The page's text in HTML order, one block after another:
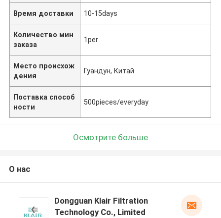
Время доставки 10-15days
Количество мин
заказа
1per
Место происхож
дения
Гуандун, Китай
Поставка способ
ности
500pieces/everyday
Осмотрите больше
О нас
Dongguan Klair Filtration
Technology Co., Limited